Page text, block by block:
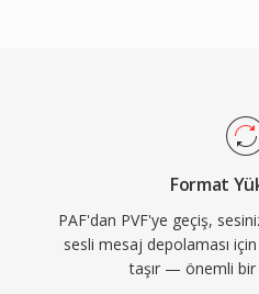
Format
PAF'dan PVF'ye geçiş,
sesli mesaj depolaması
taşır — önemli bir